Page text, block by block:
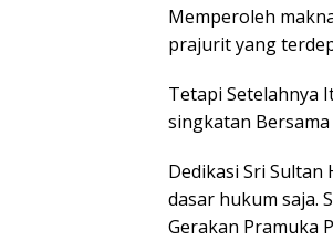
Memperoleh
prajurit yang
Tetapi Setelahnya
singkatan
Dedikasi Sri
dasar hukum saja.
Gerakan Pramuka